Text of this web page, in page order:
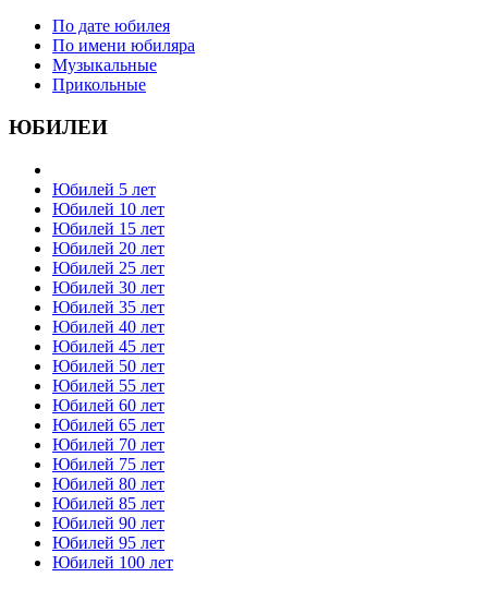
По дате юбилея
По имени юбиляра
Музыкальные
Прикольные
ЮБИЛЕИ
Юбилей 5 лет
Юбилей 10 лет
Юбилей 15 лет
Юбилей 20 лет
Юбилей 25 лет
Юбилей 30 лет
Юбилей 35 лет
Юбилей 40 лет
Юбилей 45 лет
Юбилей 50 лет
Юбилей 55 лет
Юбилей 60 лет
Юбилей 65 лет
Юбилей 70 лет
Юбилей 75 лет
Юбилей 80 лет
Юбилей 85 лет
Юбилей 90 лет
Юбилей 95 лет
Юбилей 100 лет